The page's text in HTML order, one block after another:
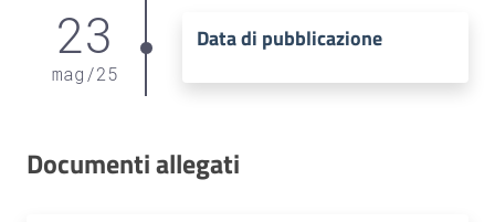
23
mag /25
Data di pubblicazione
Documenti allegati